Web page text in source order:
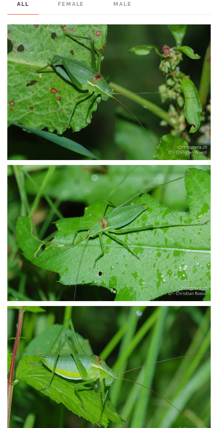
ALL FEMALE MALE